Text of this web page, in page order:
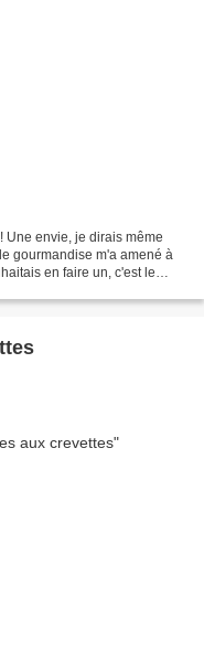
Une envie, je dirais même
gourmandise m'a amené à
en faire un, c'est le